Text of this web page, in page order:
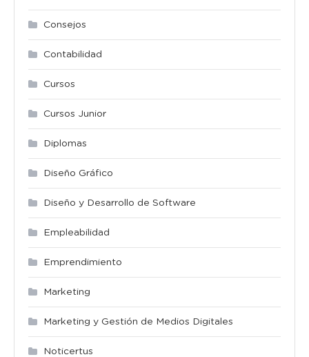
Consejos
Contabilidad
Cursos
Cursos Junior
Diplomas
Diseño Gráfico
Diseño y Desarrollo de Software
Empleabilidad
Emprendimiento
Marketing
Marketing y Gestión de Medios Digitales
Noticertus